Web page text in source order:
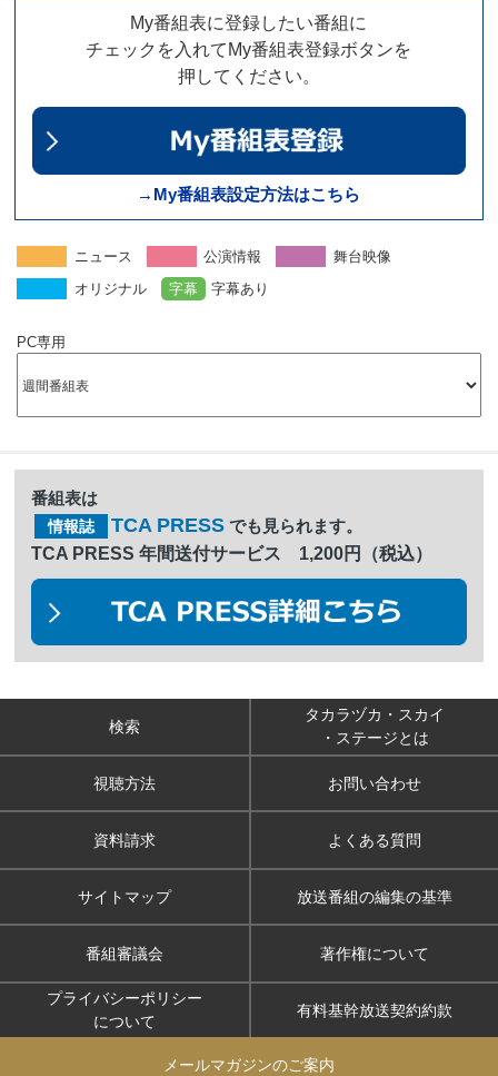
My番組表に登録したい番組に
チェックを入れてMy番組表登録ボタンを
押してください。
→My番組表設定方法はこちら
ニュース 公演情報
舞台映像
オリジナル
字幕 字幕あり
PC専用
番組表は
情報誌 TCA PRESS でも見られます。
TCA PRESS 年間送付サービス 1,200円（税込）
検索
タカラヅカ・スカイ
・ステージとは
視聴方法 お問い合わせ
資料請求 よくある質問
サイトマップ 放送番組の編集の基準
番組審議会 著作権について
プライバシーポリシー
について
有料基幹放送契約約款
メールマガジンのご案内